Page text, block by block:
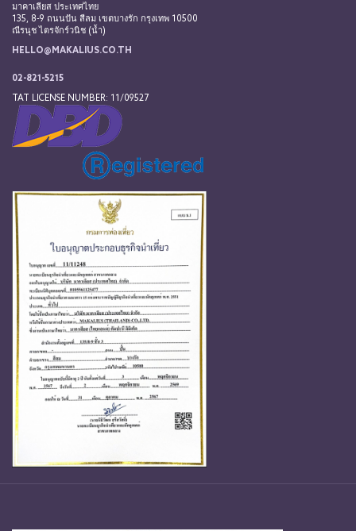
มาคาเลียส ประเทศไทย
135, 8-9 ถนนปัน สีลม เขตบางรัก กรุงเทพ 10500
ณีรนุช ไตรจักร์วนิช (น้ำ)
HELLO@MAKALIUS.CO.TH
02-821-5215
TAT LICENSE NUMBER: 11/09527